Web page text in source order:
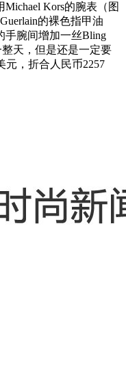
Kors的腕表（图
的裸色指甲油
手腕间增加一丝Bling
天，但是还是一定要
元，折合人民币2257